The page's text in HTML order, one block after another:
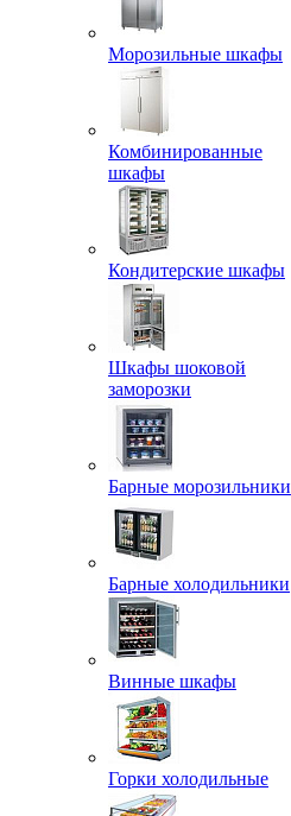
Морозильные шкафы
Комбинированные
шкафы
Кондитерские шкафы
Шкафы шоковой
заморозки
Барные морозильники
Барные холодильники
Винные шкафы
Горки холодильные